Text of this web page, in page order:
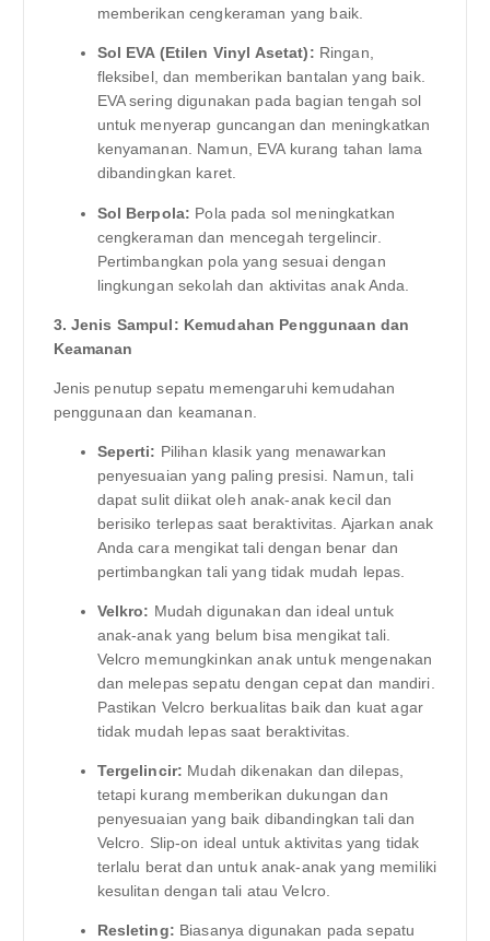
memberikan cengkeraman yang baik.
Sol EVA (Etilen Vinyl Asetat): Ringan,
fleksibel, dan memberikan bantalan yang baik.
EVA sering digunakan pada bagian tengah sol
untuk menyerap guncangan dan meningkatkan
kenyamanan. Namun, EVA kurang tahan lama
dibandingkan karet.
Sol Berpola: Pola pada sol meningkatkan
cengkeraman dan mencegah tergelincir.
Pertimbangkan pola yang sesuai dengan
lingkungan sekolah dan aktivitas anak Anda.
3. Jenis Sampul: Kemudahan Penggunaan dan
Keamanan
Jenis penutup sepatu memengaruhi kemudahan
penggunaan dan keamanan.
Seperti: Pilihan klasik yang menawarkan
penyesuaian yang paling presisi. Namun, tali
dapat sulit diikat oleh anak-anak kecil dan
berisiko terlepas saat beraktivitas. Ajarkan anak
Anda cara mengikat tali dengan benar dan
pertimbangkan tali yang tidak mudah lepas.
Velkro: Mudah digunakan dan ideal untuk
anak-anak yang belum bisa mengikat tali.
Velcro memungkinkan anak untuk mengenakan
dan melepas sepatu dengan cepat dan mandiri.
Pastikan Velcro berkualitas baik dan kuat agar
tidak mudah lepas saat beraktivitas.
Tergelincir: Mudah dikenakan dan dilepas,
tetapi kurang memberikan dukungan dan
penyesuaian yang baik dibandingkan tali dan
Velcro. Slip-on ideal untuk aktivitas yang tidak
terlalu berat dan untuk anak-anak yang memiliki
kesulitan dengan tali atau Velcro.
Resleting: Biasanya digunakan pada sepatu